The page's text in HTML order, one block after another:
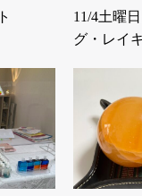
11/4土曜
グ・レイ